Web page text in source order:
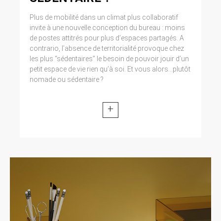
Plus de mobilité dans un climat plus collaboratif
invite à une nouvelle conception du bureau : moins
de postes attitrés pour plus d’espaces partagés. A
contrario, l’absence de territorialité provoque chez
les plus “sédentaires” le besoin de pouvoir jouir d’un
petit espace de vie rien qu’à soi. Et vous alors...plutôt
nomade ou sédentaire ?
+